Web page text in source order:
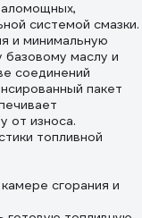
системой смазки.
и минимальную
маслу и
соединений
пакет
от износа.
топливной
сгорания и